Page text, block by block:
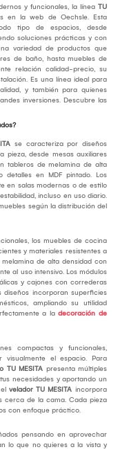
y funcionales, la línea TU
en la web de Oechsle. Esta
tipo de espacios, desde
soluciones prácticas y con
variedad de productos que
de baño, hasta muebles de
relación calidad-precio, su
Es una línea ideal para
y también para quienes
inversiones. Descubre las
se caracteriza por diseños
pieza, desde mesas auxiliares
tableros de melamina de alta
detalles en MDF pintado. Los
en salas modernas o de estilo
incluso en uso diario.
según la distribución del
los muebles de cocina
y materiales resistentes a
de alta densidad con
al uso intensivo. Los módulos
y cajones con correderas
diseños incorporan superficies
ampliando su utilidad
a la decoración de
compactas y funcionales,
el espacio. Para
TU MESITA presenta múltiples
necesidades y aportando un
velador TU MESITA incorpora
cerca de la cama. Cada pieza
con enfoque práctico.
pensando en aprovechar
lo que no quieres a la vista y